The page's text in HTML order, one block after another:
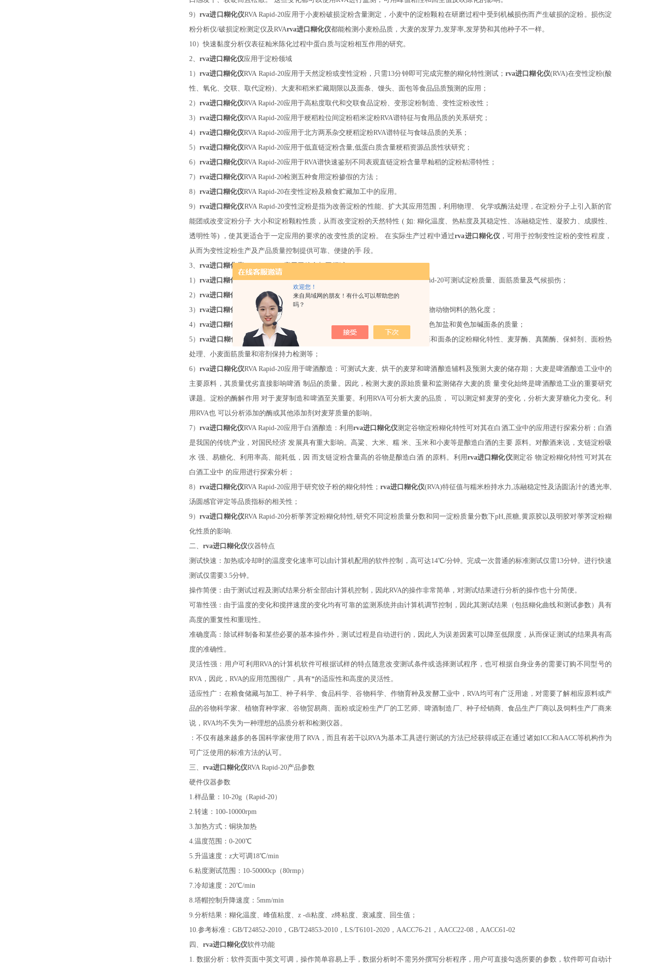
欢迎您！
来自局域网的朋友！有什么可以帮助您的
吗？
9）rva进口糊化仪RVA Rapid-20应用于小麦粉破损淀粉含量测定，小麦中的淀粉颗粒在研磨过程中受到机械损伤而产生破损的淀粉。损伤淀
粉分析仪/破损淀粉测定仪及RVArva进口糊化仪都能检测小麦粉品质，大麦的发芽力 ,发芽率,发芽势和其他种子不一样。
10）快速黏度分析仪表征籼米陈化过程中蛋白质与淀粉相互作用的研究。
2、 rva进口糊化仪应用于淀粉领域
1）rva进口糊化仪RVA Rapid-20应用于天然淀粉或变性淀粉，只需13分钟即可完成完整的糊化特性测试；rva进口糊化仪(RVA)在变性淀粉(酸
性、氧化、交联、取代淀粉)、大麦和稻米贮藏期限以及面条、馒头、面包等食品品质预测的应用；
2） rva进口糊化仪RVA Rapid-20应用于高粘度取代和交联食品淀粉、变形淀粉制造、变性淀粉改性；
3） rva进口糊化仪RVA Rapid-20应用于粳稻粒位间淀粉稻米淀粉RVA谱特征与食用品质的关系研究；
4） rva进口糊化仪RVA Rapid-20应用于北方两系杂交粳稻淀粉RVA谱特征与食味品质的关系；
5） rva进口糊化仪RVA Rapid-20应用于低直链淀粉含量,低蛋白质含量粳稻资源品质性状研究；
6） rva进口糊化仪RVA Rapid-20应用于RVA谱快速鉴别不同表观直链淀粉含量早籼稻的淀粉粘滞特性；
7） rva进口糊化仪RVA Rapid-20检测五种食用淀粉掺假的方法；
8） rva进口糊化仪RVA Rapid-20在变性淀粉及粮食贮藏加工中的应用。
9）rva进口糊化仪RVA Rapid-20变性淀粉是指为改善淀粉的性能、扩大其应用范围，利用物理、
化学或酶法处理，在淀粉分子上引入新的官
能团或改变淀粉分子 大小和淀粉颗粒性质，从而改变淀粉的天然特性 ( 如: 糊化温度、热粘度及其稳定性、冻融稳定性、凝胶力、成膜性、
透明性等) ，使其更适合于一定应用的要求的改变性质的淀粉。 在实际生产过程中通过rva进口糊化仪，可用于控制变性淀粉的变性程度，
从而为变性淀粉生产及产品质量控制提供可靠、便捷的手 段。
3、 rva进口糊化仪
1） rva进口糊化仪RVA Rapid-20应用于面粉碾磨与烘焙：rva进口糊化仪RVA Rapid-20可测试淀粉质量、面筋质量及气候损伤；
2） rva进口糊化仪 RVA Rapid-20
应用于燕麦粉的淀粉糊化特性；
3） rva进口糊化仪 RVA Rapid- 20
应用于挤压膨化食品与饲料：快餐食品、早餐谷物动物饲料的熟化度；
4） rva进口糊化仪 RVA Rapid-20
应用于面条与通心粉：意大利通心面条、亚洲白色加盐和黄色加碱面条的质量；
5）rva进口糊化仪RVA Rapid-
应用于制粉和烘焙：用于蛋糕、面包、意大利面和面条的淀粉糊化特性、麦芽酶、真菌酶、保鲜剂、面粉热
处理、小麦面筋质量和溶剂保持力检测等；
6）rva进口糊化仪RVA Rapid-20应用于啤酒酿造：可测试大麦、烘干的麦芽和啤酒酿造辅料及预测大麦的储存期；大麦是啤酒酿造工业中的
主要原料，其质量优劣直接影响啤酒 制品的质量。因此，检测大麦的原始质量和监测储存大麦的质 量变化始终是啤酒酿造工业的重要研究
课题。淀粉的酶解作用 对于麦芽制造和啤酒至关重要。利用RVA可分析大麦的品质， 可以测定鲜麦芽的变化，分析大麦芽糖化力变化。利
用RVA也 可以分析添加的酶或其他添加剂对麦芽质量的影响。
7）rva进口糊化仪RVA Rapid-20应用于白酒酿造：利用rva进口糊化仪测定谷物淀粉糊化特性可对其在白酒工业中的应用进行探索分析；白酒
是我国的传统产业，对国民经济 发展具有重大影响。高粱、大米、糯 米、玉米和小麦等是酿造白酒的主要 原料。对酿酒来说，支链淀粉吸
水 强、易糖化、利用率高、能耗低，因 而支链淀粉含量高的谷物是酿造白酒 的原料。利用rva进口糊化仪测定谷 物淀粉糊化特性可对其在
白酒工业中 的应用进行探索分析；
8） rva进口糊化仪RVA Rapid-20应用于研究饺子粉的糊化特性； rva进口糊化仪(RVA)特征值与糯米粉持水力,冻融稳定性及汤圆汤汁的透光率,
汤圆感官评定等品质指标的相关性；
9）rva进口糊化仪RVA Rapid-20分析荸荠淀粉糊化特性,研究不同淀粉质量分数和同一淀粉质量分数下pH,蔗糖,黄原胶以及明胶对荸荠淀粉糊
化性质的影响.
二、 rva进口糊化仪仪器特点
测试快速：加热或冷却时的温度变化速率可以由计算机配用的软件控制，高可达14℃/分钟。完成一次普通的标准测试仅需13分钟。进行快速
测试仅需要3.5分钟。
操作简便：由于测试过程及测试结果分析全部由计算机控制，因此RVA的操作非常简单，对测试结果进行分析的操作也十分简便。
可靠性强：由于温度的变化和搅拌速度的变化均有可靠的监测系统并由计算机调节控制，因此其测试结果（包括糊化曲线和测试参数）具有
高度的重复性和重现性。
准确度高：除试样制备和某些必要的基本操作外，测试过程是自动进行的，因此人为误差因素可以降至低限度，从而保证测试的结果具有高
度的准确性。
灵活性强：用户可利用RVA的计算机软件可根据试样的特点随意改变测试条件或选择测试程序，也可根据自身业务的需要订购不同型号的
RVA，因此，RVA的应用范围很广，具有*的适应性和高度的灵活性。
适应性广：在粮食储藏与加工、种子科学、食品科学、谷物科学、作物育种及发酵工业中，RVA均可有广泛用途，对需要了解相应原料或产
品的谷物科学家、植物育种学家、谷物贸易商、面粉或淀粉生产厂的工艺师、啤酒制造厂、种子经销商、食品生产厂商以及饲料生产厂商来
说，RVA均不失为一种理想的品质分析和检测仪器。
：不仅有越来越多的各国科学家使用了RVA，而且有若干以RVA为基本工具进行测试的方法已经获得或正在通过诸如ICC和AACC等机构作为
可广泛使用的标准方法的认可。
三、 rva进口糊化仪RVA Rapid-20产品参数
硬件仪器参数
1.样品量：10-20g（Rapid-20）
2.转速：100-10000rpm
3.加热方式：铜块加热
4.温度范围：0-200℃
5.升温速度： z大可调 18℃/min
6.粘度测试范围：10-50000cp（80rmp）
7.冷却速度： 20℃/min
8.塔帽控制升降速度：5mm/min
9.分析结果：糊化温度、峰值粘度、 z -di粘度、 z终粘度、衰减度、回生值；
10.参考标准：GB/T24852-2010，GB/T24853-2010，LS/T6101-2020，AACC76-21，AACC22-08，AACC61-02
四、 rva进口糊化仪软件功能
1. 数据分析：软件页面中英文可调，操作简单容易上手，数据分析时不需另外撰写分析程序，用户可直接勾选所要的参数，软件即可自动计